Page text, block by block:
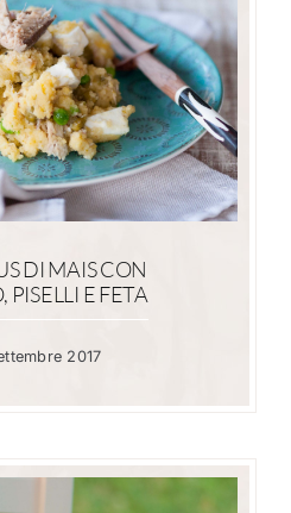
DI MAIS CON
PISELLI E FETA
2017